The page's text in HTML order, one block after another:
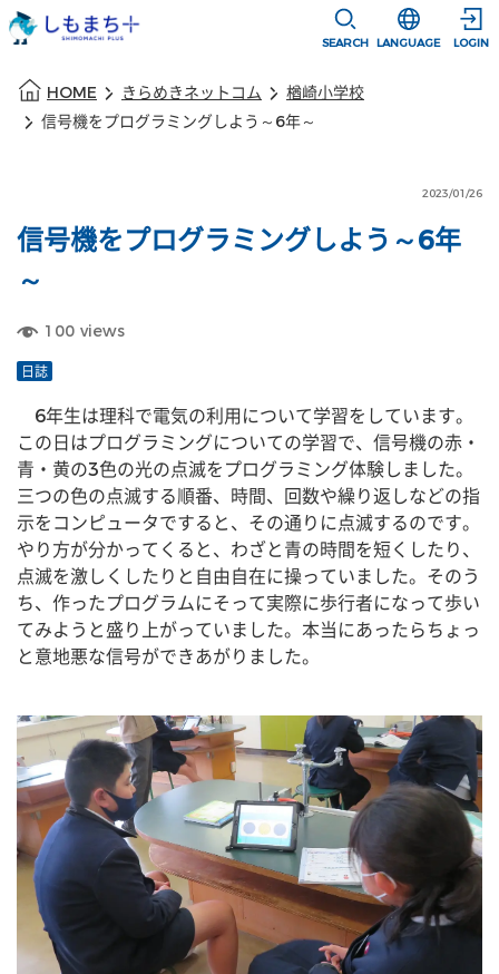
SEARCH
選択すると言
LANGUAGE LOGIN
HOME きらめきネットコム
楢崎小学校
信号機をプログラミングしよう～6年～
2023/01/26
信号機をプログラミングしよう～6年
～
100 views
日誌
6年生は理科で電気の利用について学習をしています。
この日はプログラミングについての学習で、信号機の赤・
青・黄の3色の光の点滅をプログラミング体験しました。
三つの色の点滅する順番、時間、回数や繰り返しなどの指
示をコンピュータですると、その通りに点滅するのです。
やり方が分かってくると、わざと青の時間を短くしたり、
点滅を激しくしたりと自由自在に操っていました。そのう
ち、作ったプログラムにそって実際に歩行者になって歩い
てみようと盛り上がっていました。本当にあったらちょっ
と意地悪な信号ができあがりました。